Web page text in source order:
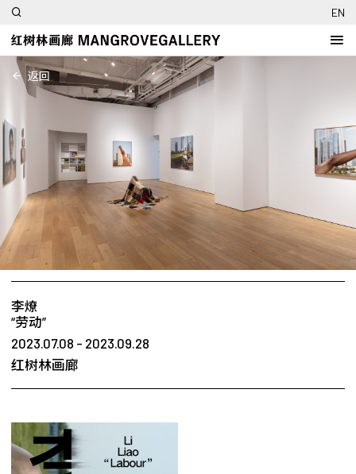
EN
返回
李燎
“劳动”
2023.07.08 - 2023.09.28
红树林画廊